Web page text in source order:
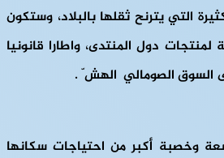
التي يترنح ثقلها بالبلاد، وستكون
دول المنتدى، واطارا قانونيا
السوق الصومالي الهش ّ .
وخصبة أكبر من احتياجات سكانها